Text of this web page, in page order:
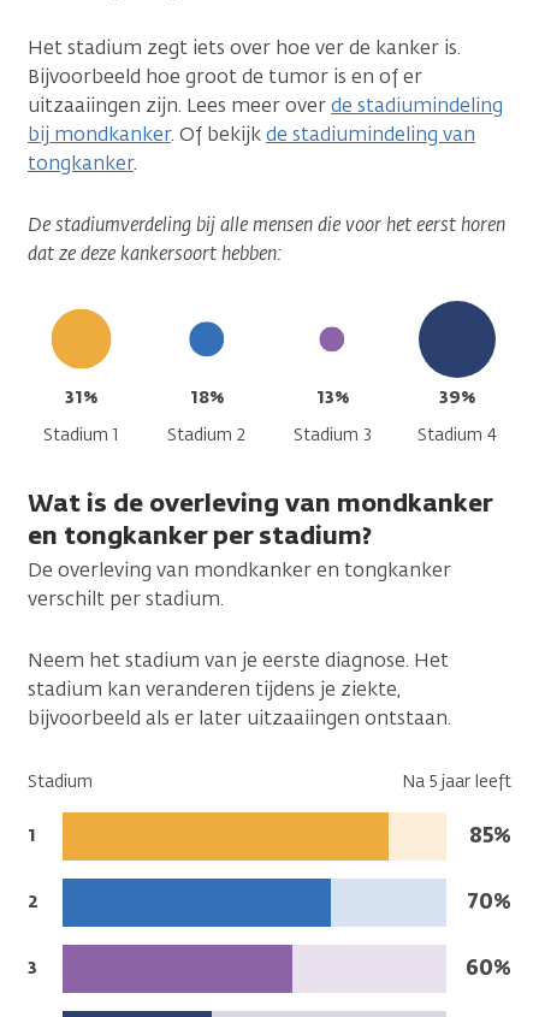
Het stadium zegt iets over hoe ver de kanker is.
Bijvoorbeeld hoe groot de tumor is en of er
uitzaaiingen zijn. Lees meer overde stadiumindeling
bij mondkanker. Of bekijkde stadiumindeling van
tongkanker.
De stadiumverdeling bij alle mensen die voor het eerst horen
dat ze deze kankersoort hebben:
31%
Stadium 1
18%
Stadium 2
13%
Stadium 3
39%
Stadium 4
Wat is de overleving van mondkanker
en tongkanker per stadium?
De overleving van mondkanker en tongkanker
verschilt per stadium.
Neem het stadium van je eerste diagnose. Het
stadium kan veranderen tijdens je ziekte,
bijvoorbeeld als er later uitzaaiingen ontstaan.
Stadium Na 5 jaar leeft
Stadium:
1
Na
jaar
85%
Stadium:
2
Na
jaar
70%
Stadium:
3
Na
60%